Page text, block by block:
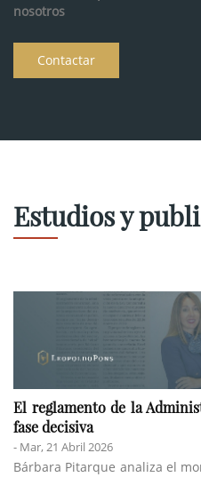
nosotros
Contactar
Estudios y
El reglamento de la
fase decisiva
- Mar, 21 Abril 2026
Bárbara Pitarque analiza el